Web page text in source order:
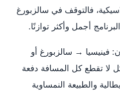
فالتوقف في سالزبورغ
أجمل وأكثر توازنًا.
فينيسيا → سالزبورغ أو
لا تقطع كل المسافة دفعة
والطبيعة النمساوية